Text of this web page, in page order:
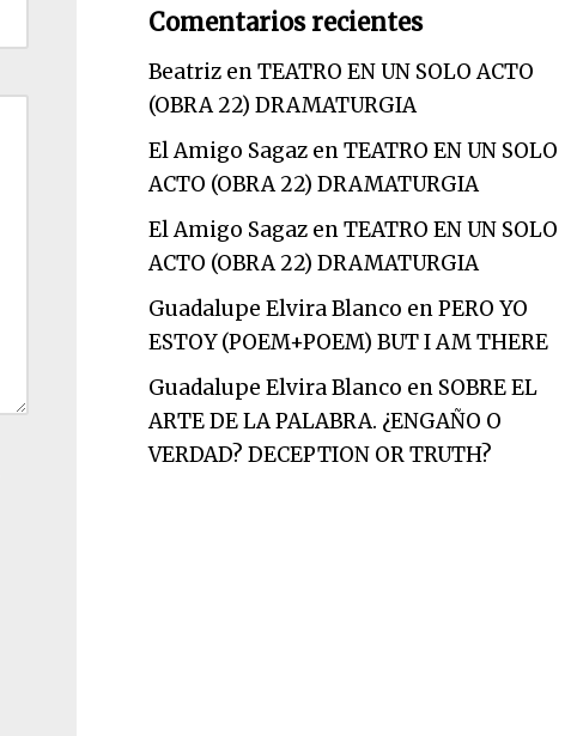
Comentarios recientes
BeatrizenTEATRO EN UN SOLO ACTO
(OBRA 22) DRAMATURGIA
El Amigo SagazenTEATRO EN UN SOLO
ACTO (OBRA 22) DRAMATURGIA
El Amigo SagazenTEATRO EN UN SOLO
ACTO (OBRA 22) DRAMATURGIA
Guadalupe Elvira Blanco enPERO YO
ESTOY (POEM+POEM) BUT I AM THERE
Guadalupe Elvira Blanco en SOBRE EL
ARTE DE LA PALABRA. ¿ENGAÑO O
VERDAD? DECEPTION OR TRUTH?